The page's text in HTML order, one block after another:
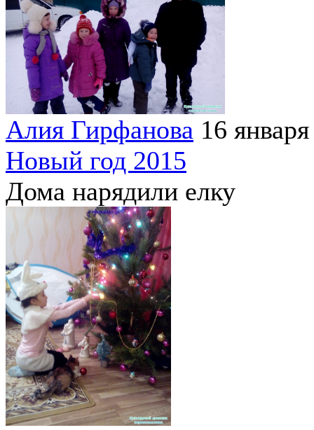
Алия Гирфанова 16
Новый год 2015
Дома нарядили елку